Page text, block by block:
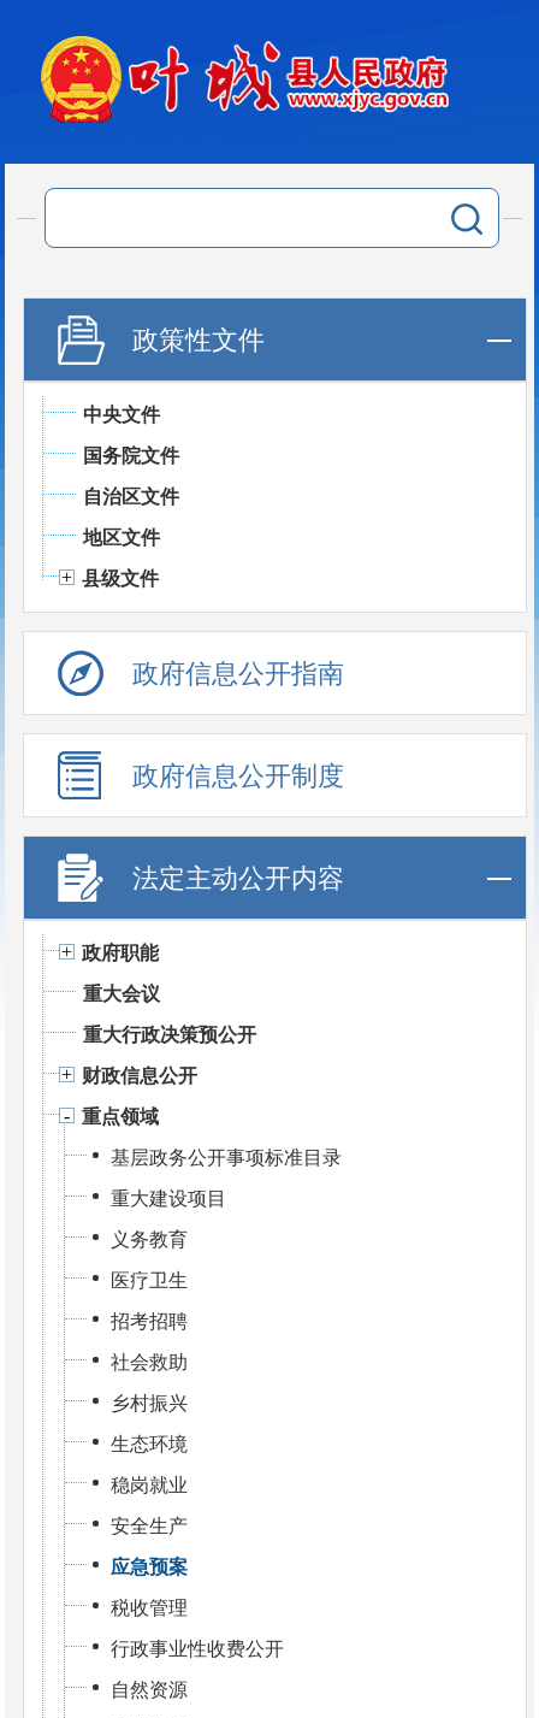
政策性文件
中央文件
国务院文件
自治区文件
地区文件
县级文件
政府信息公开指南
政府信息公开制度
法定主动公开内容
政府职能
重大会议
重大行政决策预公开
财政信息公开
重点领域
基层政务公开事项标准目录
重大建设项目
义务教育
医疗卫生
招考招聘
社会救助
乡村振兴
生态环境
稳岗就业
安全生产
应急预案
税收管理
行政事业性收费公开
自然资源